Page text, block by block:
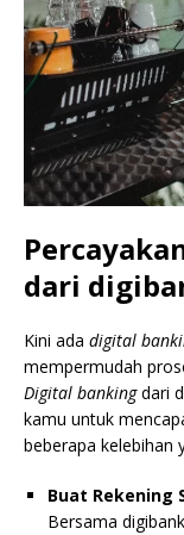
dari
Kini ada digital
mempermudah
Digital bankingdari
kamu untuk
beberapa kelebihan
Buat Rekening
Bersama